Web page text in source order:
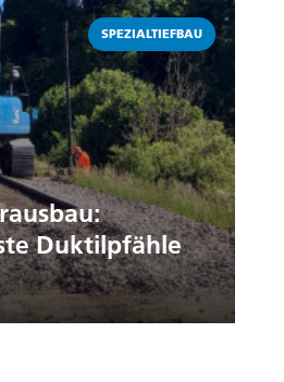
SPEZIALTIEFBAU
Duktilpfähle